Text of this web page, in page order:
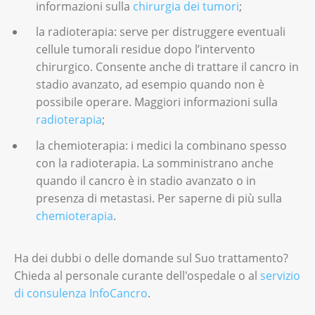
stadi TNM. Ogni stadio ha una combinazione
di lettere e numeri. Un numero più alto
indica un tumore più grande e una diffusione
maggiore nei tessuti vicini.
Il medico Le spiega il significato di queste
lettere e di questi numeri e Le presenta i
risultati degli esami.
Il Suo team curante conosce lo stadio della
malattia e verifica se nel corpo ci sono
metastasi, cioè cellule tumorali che hanno
raggiunto altri organi. In base a queste
informazioni il team organizza il trattamento.
In alcuni casi il cancro della vulva cresce in
modo invasivo. Invasivo significa che le
cellule tumorali crescono e si dividono molto
informazioni sulla chirurgia dei tumori;
la radioterapia: serve per distruggere eventuali
cellule tumorali residue dopo l’intervento
chirurgico. Consente anche di trattare il cancro in
stadio avanzato, ad esempio quando non è
possibile operare. Maggiori informazioni sulla
radioterapia;
la chemioterapia: i medici la combinano spesso
con la radioterapia. La somministrano anche
quando il cancro è in stadio avanzato o in
presenza di metastasi. Per saperne di più sulla
chemioterapia.
Ha dei dubbi o delle domande sul Suo trattamento?
Chieda al personale curante dell'ospedale o al servizio
di consulenza InfoCancro.